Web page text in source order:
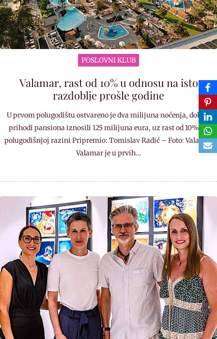
POSLOVNI KLUB
Valamar, rast od 10% u odnosu na isto
razdoblje prošle godine
U prvom polugodištu ostvareno je dva milijuna noćenja, dok su
prihodi pansiona iznosili 125 milijuna eura, uz rast od 10% na
polugodišnjoj razini Pripremio: Tomislav Radić – Foto: Valamar
Valamar je u prvih…